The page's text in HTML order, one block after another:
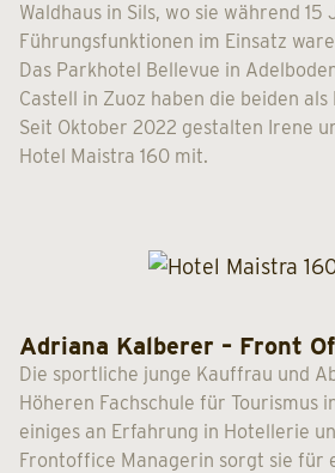
Waldhaus in Sils, wo sie während 15
Führungsfunktionen im Einsatz
Das Parkhotel Bellevue in
Castell in Zuoz haben die beiden
Seit Oktober 2022 gestalten Irene
Hotel Maistra 160 mit.
Adriana Kalberer – Front
Die sportliche junge Kauffrau und
Höheren Fachschule für Tourismus
einiges an Erfahrung in Hotellerie
Frontoffice Managerin sorgt sie für